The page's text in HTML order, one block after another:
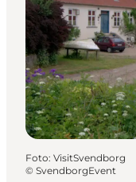
Foto: VisitSvendborg
© SvendborgEvent